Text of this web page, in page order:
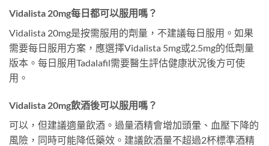
Vidalista 20mg每日都可以服用嗎？
Vidalista 20mg是按需服用的劑量，不建議每日服用。如果
需要每日服用方案，應選擇Vidalista 5mg或2.5mg的低劑量
版本。每日服用Tadalafil需要醫生評估健康狀況後方可使
用。
Vidalista 20mg飲酒後可以服用嗎？
可以，但建議適量飲酒。過量酒精會增加頭暈、血壓下降的
風險，同時可能降低藥效。建議飲酒量不超過2杯標準酒精